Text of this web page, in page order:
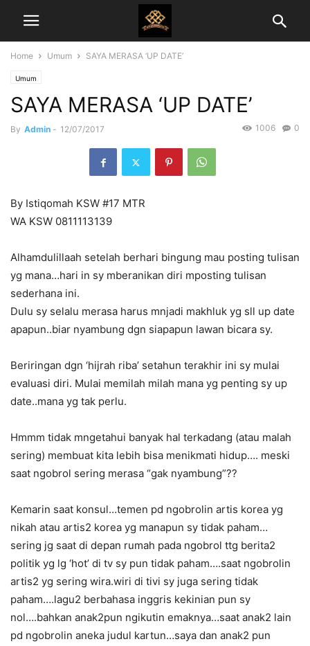
Home Umum SAYA MERASA ‘UP DATE’
Umum
SAYA MERASA ‘UP DATE’
By Admin - 12/07/2017 0
1006
By Istiqomah KSW #17 MTR
WA KSW 0811113139
Alhamdulillaah setelah berhari bingung mau posting tulisan
yg mana…hari in sy mberanikan diri mposting tulisan
sederhana ini.
Dulu sy selalu merasa harus mnjadi makhluk yg sll up date
apapun..biar nyambung dgn siapapun lawan bicara sy.
Beriringan dgn ‘hijrah riba’ setahun terakhir ini sy mulai
evaluasi diri. Mulai memilah milah mana yg penting sy up
date..mana yg tak perlu.
Hmmm tidak mngetahui banyak hal terkadang (atau malah
sering) membuat kita lebih bisa menikmati hidup…. meski
saat ngobrol sering merasa “gak nyambung”??
Kemarin saat konsul…temen pd ngobrolin artis korea yg
nikah atau artis2 korea yg manapun sy tidak paham…
sering jg saat di depan rumah pada ngobrol ttg berita2
politik yg lg ‘hot’ di tv sy pun tidak paham….saat ngobrolin
artis2 yg sering wira.wiri di tivi sy juga sering tidak
paham….lagu2 berbahasa inggris kekinian pun sy
nol….bahkan anak2pun ngikutin emaknya…saat anak2 lain
pd ngobrolin aneka judul kartun…saya dan anak2 pun